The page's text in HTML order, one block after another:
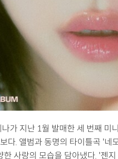
가 지난 1월 발매한 세 번째 미
다. 앨범과 동명의 타이틀곡 '
한 사랑의 모습을 담아냈다. '젠